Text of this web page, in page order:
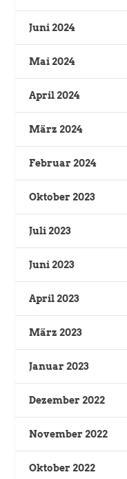
Juni 2024
Mai 2024
April 2024
März 2024
Februar 2024
Oktober 2023
Juli 2023
Juni 2023
April 2023
März 2023
Januar 2023
Dezember 2022
November 2022
Oktober 2022